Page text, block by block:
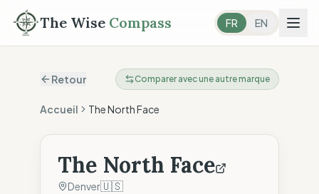
The Wise Compass FR EN
Retour Comparer avec une autre marque
Accueil The North Face
The North Face
Denver🇺🇸